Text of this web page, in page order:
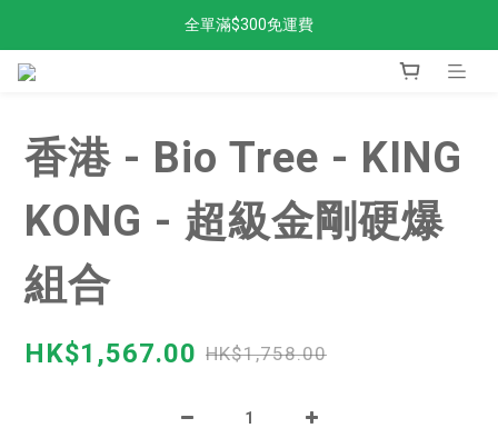
全單滿$300免運費
全單滿$300免運費
全單滿$300免運費
香港 - Bio Tree - KING
KONG - 超級金剛硬爆
組合
HK$1,567.00 HK$1,758.00